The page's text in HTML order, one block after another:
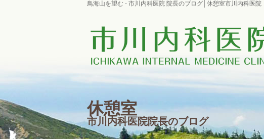
鳥海山を望む - 市川内科医院 院長のブログ│休憩室市川内科医
休憩室
市川内科医院院長のブログ